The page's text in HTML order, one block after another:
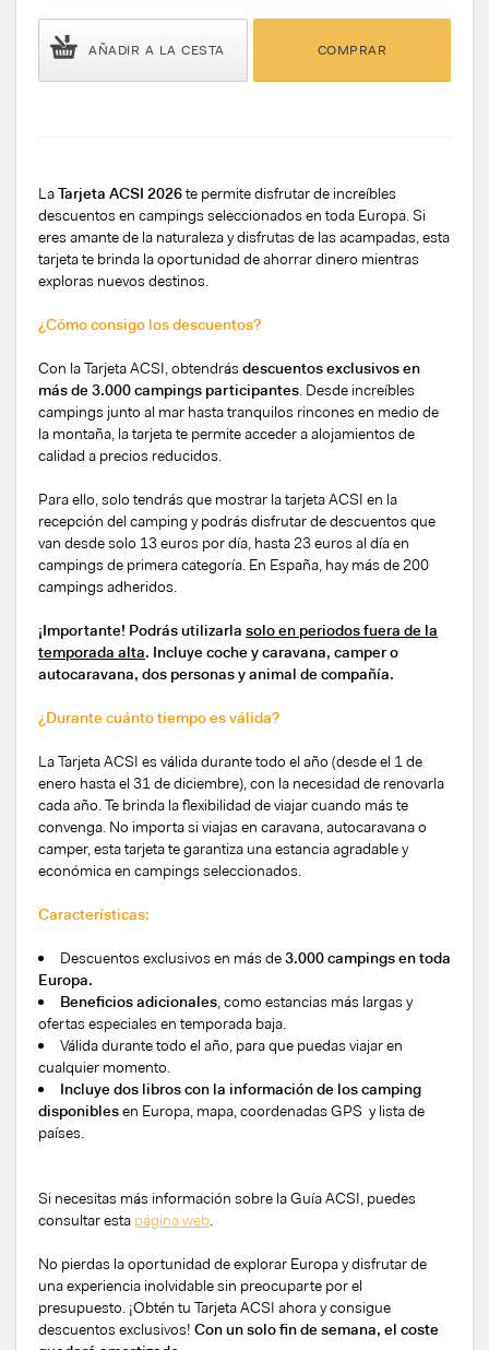
AÑADIR A LA CESTA COMPRAR
LaTarjeta ACSI 2026te permite disfrutar de increíbles
descuentos en campings seleccionados en toda Europa. Si
eres amante de la naturaleza y disfrutas de las acampadas, esta
tarjeta te brinda la oportunidad de ahorrar dinero mientras
exploras nuevos destinos.
¿Cómo consigo los descuentos?
Con la Tarjeta ACSI, obtendrás descuentos exclusivos en
más de 3.000 campings participantes. Desde increíbles
campings junto al mar hasta tranquilos rincones en medio de
la montaña, la tarjeta te permite acceder a alojamientos de
calidad a precios reducidos.
Para ello, solo tendrás que mostrar la tarjeta ACSI en la
recepción del camping y podrás disfrutar de descuentos que
van desde solo 13 euros por día, hasta 23 euros al día en
campings de primera categoría. En España, hay más de 200
campings adheridos.
¡Importante! Podrás utilizarla solo en periodos fuera de la
temporada alta. Incluye coche y caravana, camper o
autocaravana, dos personas y animal de compañía.
¿Durante cuánto tiempo es válida?
La Tarjeta ACSI es válida durante todo el año (desde el 1 de
enero hasta el 31 de diciembre), con la necesidad de renovarla
cada año. Te brinda la flexibilidad de viajar cuando más te
convenga. No importa si viajas en caravana, autocaravana o
camper, esta tarjeta te garantiza una estancia agradable y
económica en campings seleccionados.
Características:
Descuentos exclusivos en más de3.000 campings en toda
Europa.
Beneficios adicionales, como estancias más largas y
ofertas especiales en temporada baja.
Válida durante todo el año, para que puedas viajar en
cualquier momento.
Incluye dos libros con la información de los camping
disponiblesen Europa, mapa, coordenadas GPS y lista de
países.
Si necesitas más información sobre la Guía ACSI, puedes
consultar esta página web.
No pierdas la oportunidad de explorar Europa y disfrutar de
una experiencia inolvidable sin preocuparte por el
presupuesto. ¡Obtén tu Tarjeta ACSI ahora y consigue
descuentos exclusivos! Con un solo fin de semana, el coste